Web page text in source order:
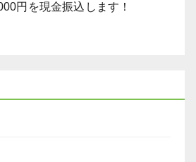
円を現金振込します！